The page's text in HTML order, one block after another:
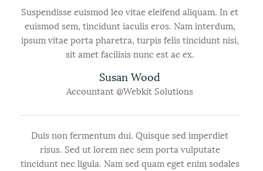
Suspendisse euismod leo vitae eleifend aliquam. In et
euismod sem, tincidunt iaculis eros. Nam interdum,
ipsum vitae porta pharetra, turpis felis tincidunt nisi,
sit amet facilisis nunc est ac ex.
Susan Wood
Accountant @Webkit Solutions
Duis non fermentum dui. Quisque sed imperdiet
risus. Sed ut lorem nec sem porta vulputate
tincidunt nec ligula. Nam sed quam eget enim sodales